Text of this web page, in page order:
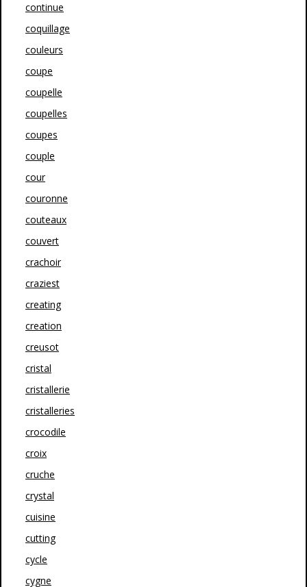
continue
coquillage
couleurs
coupe
coupelle
coupelles
coupes
couple
cour
couronne
couteaux
couvert
crachoir
craziest
creating
creation
creusot
cristal
cristallerie
cristalleries
crocodile
croix
cruche
crystal
cuisine
cutting
cycle
cygne